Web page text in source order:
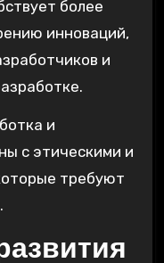
более
инноваций,
и
и
с этическими и
требуют